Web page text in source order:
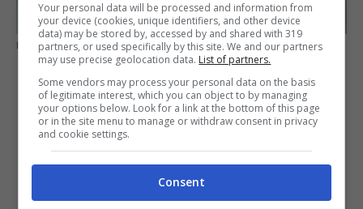
MasterChef Dalia Rivolta. Credits: Instagram
Your personal data will be processed and information from
your device (cookies, unique identifiers, and other device
data) may be stored by, accessed by and shared with 319
partners, or used specifically by this site. We and our partners
may use precise geolocation data. List of partners.
Some vendors may process your personal data on the basis
of legitimate interest, which you can object to by managing
your options below. Look for a link at the bottom of this page
or in the site menu to manage or withdraw consent in privacy
and cookie settings.
Consent